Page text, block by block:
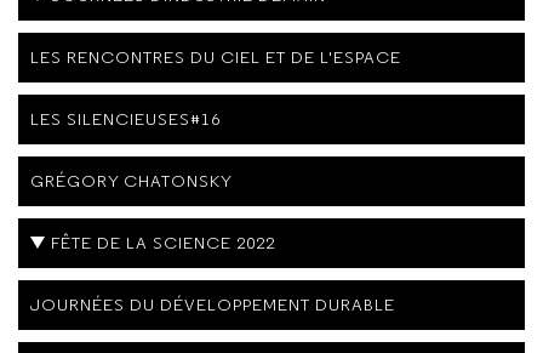
LES RENCONTRES DU CIEL ET DE L'ESPACE
LES SILENCIEUSES#16
GRÉGORY CHATONSKY
FÊTE DE LA SCIENCE 2022
JOURNÉES DU DÉVELOPPEMENT DURABLE